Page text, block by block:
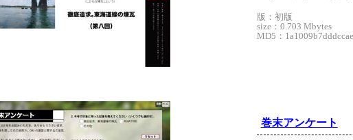
版：初版
size：0.703 Mbytes
MD5：
巻末アンケート